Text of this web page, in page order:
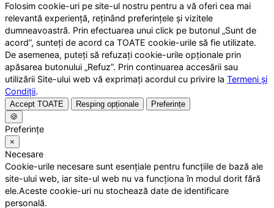
Folosim cookie-uri pe site-ul nostru pentru a vă oferi cea mai
relevantă experiență, reținând preferințele și vizitele
dumneavoastră. Prin efectuarea unui click pe butonul „Sunt de
acord”, sunteți de acord ca TOATE cookie-urile să fie utilizate.
De asemenea, puteți să refuzați cookie-urile opționale prin
apăsarea butonului „Refuz”. Prin continuarea accesării sau
utilizării Site-ului web vă exprimați acordul cu privire la Termeni și
Condiții.
Accept TOATE Resping opționale
Preferințe
🍪
Preferințe
×
Necesare
Cookie-urile necesare sunt esențiale pentru funcțiile de bază ale
site-ului web, iar site-ul web nu va funcționa în modul dorit fără
ele.Aceste cookie-uri nu stochează date de identificare
personală.